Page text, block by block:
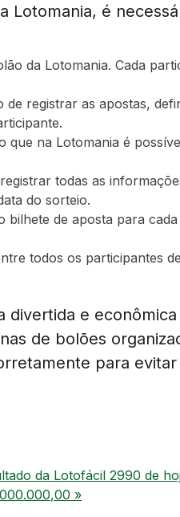
Lotomania, é
da Lotomania. Cada
registrar as apostas,
na Lotomania é
todas as
do sorteio.
de aposta para
todos os participantes
e
de bolões
para
da Lotofácil 2990 de
»